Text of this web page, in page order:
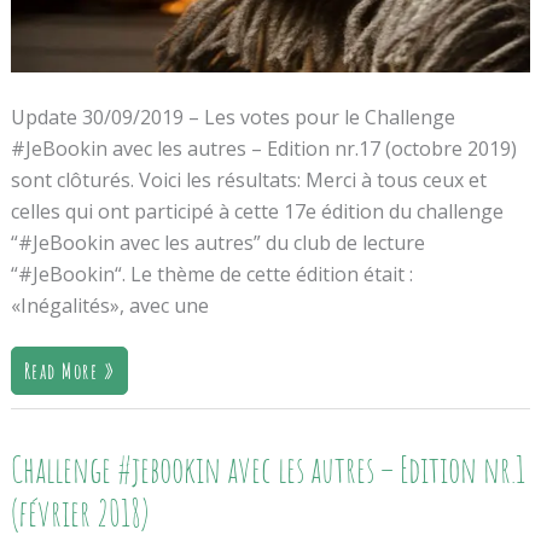
Update 30/09/2019 – Les votes pour le Challenge
#JeBookin avec les autres – Edition nr.17 (octobre 2019)
sont clôturés. Voici les résultats: Merci à tous ceux et
celles qui ont participé à cette 17e édition du challenge
“#JeBookin avec les autres” du club de lecture
“#JeBookin“. Le thème de cette édition était :
«Inégalités», avec une
Read More »
Challenge #jebookin avec les autres – Edition nr.1
(février 2018)
Challenge
#jebookin
Avec
Les